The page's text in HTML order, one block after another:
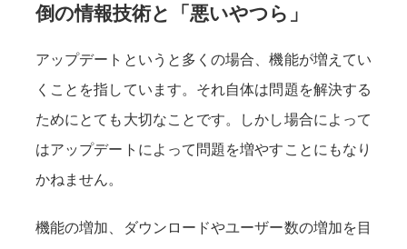
倒の情報技術と「悪いやつら」
アップデートというと多くの場合、機能が増えてい
くことを指しています。それ自体は問題を解決する
ためにとても大切なことです。しかし場合によって
はアップデートによって問題を増やすことにもなり
かねません。
機能の増加、ダウンロードやユーザー数の増加を目